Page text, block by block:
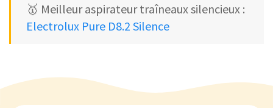
🥇 Meilleur aspirateur traîneaux silencieux :
Electrolux Pure D8.2 Silence